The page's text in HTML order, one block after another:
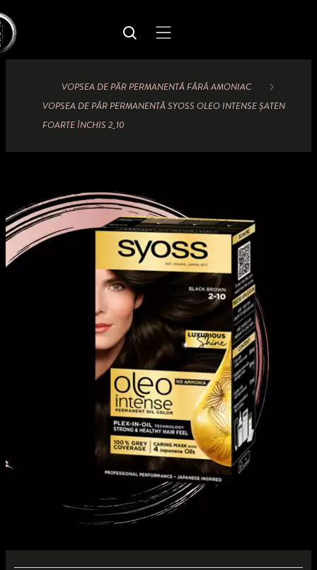
VOPSEA DE PĂR PERMANENTĂ FĂRĂ AMONIAC
VOPSEA DE PĂR PERMANENTĂ SYOSS OLEO INTENSE ȘATEN
FOARTE ÎNCHIS 2_10